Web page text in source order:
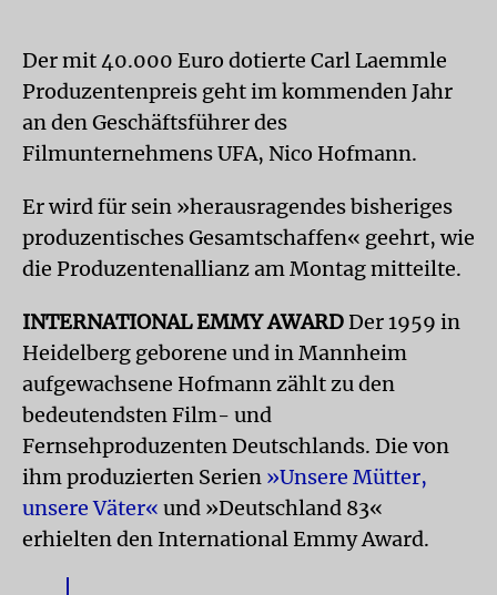
Der mit 40.000 Euro dotierte Carl Laemmle
Produzentenpreis geht im kommenden Jahr
an den Geschäftsführer des
Filmunternehmens UFA, Nico Hofmann.
Er wird für sein »herausragendes bisheriges
produzentisches Gesamtschaffen« geehrt, wie
die Produzentenallianz am Montag mitteilte.
INTERNATIONAL EMMY AWARD Der 1959 in
Heidelberg geborene und in Mannheim
aufgewachsene Hofmann zählt zu den
bedeutendsten Film- und
Fernsehproduzenten Deutschlands. Die von
ihm produzierten Serien »Unsere Mütter,
unsere Väter« und »Deutschland 83«
erhielten den International Emmy Award.